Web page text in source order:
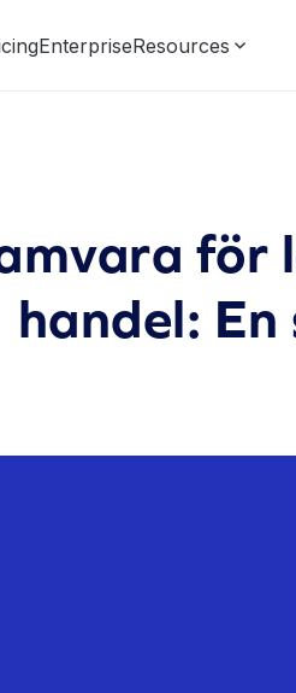
EnterpriseResources
för
handel: